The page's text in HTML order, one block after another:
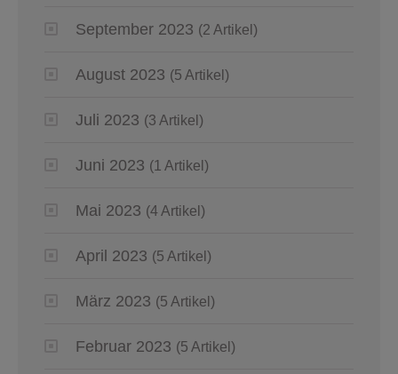
September 2023 (2 Artikel)
August 2023 (5 Artikel)
Juli 2023 (3 Artikel)
Juni 2023 (1 Artikel)
Mai 2023 (4 Artikel)
April 2023 (5 Artikel)
März 2023 (5 Artikel)
Februar 2023 (5 Artikel)